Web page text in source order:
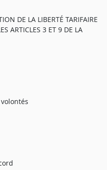
DE LA LIBERTÉ TARIFAIRE
ARTICLES 3 ET 9 DE LA